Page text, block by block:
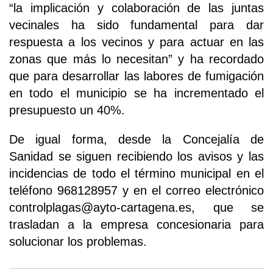
“la implicación y colaboración de las juntas
vecinales ha sido fundamental para dar
respuesta a los vecinos y para actuar en las
zonas que más lo necesitan” y ha recordado
que para desarrollar las labores de fumigación
en todo el municipio se ha incrementado el
presupuesto un 40%.
De igual forma, desde la Concejalía de
Sanidad se siguen recibiendo los avisos y las
incidencias de todo el término municipal en el
teléfono 968128957 y en el correo electrónico
controlplagas@ayto-cartagena.es, que se
trasladan a la empresa concesionaria para
solucionar los problemas.